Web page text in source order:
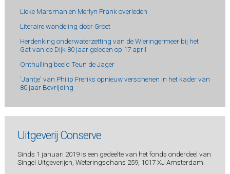
Lieke Marsman en Merlyn Frank overleden
Literaire wandeling door Groet
Herdenking onderwaterzetting van de Wieringermeer bij het
Gat van de Dijk 80 jaar geleden op 17 april
Onthulling beeld Teun de Jager
'Jantje' van Philip Freriks opnieuw verschenen in het kader van
80 jaar Bevrijding
Uitgeverij Conserve
Sinds 1 januari 2019 is een gedeelte van het fonds onderdeel van
Singel Uitgeverijen, Weteringschans 259, 1017 XJ Amsterdam.